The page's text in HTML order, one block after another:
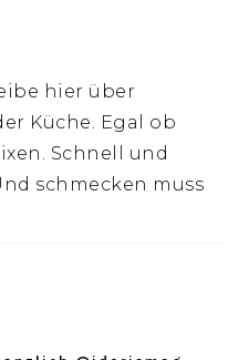
hier über
Küche. Egal ob
Schnell und
schmecken muss